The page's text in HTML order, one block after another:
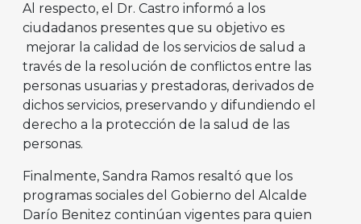
Al respecto, el Dr. Castro informó a los
ciudadanos presentes que su objetivo es
mejorar la calidad de los servicios de salud a
través de la resolución de conflictos entre las
personas usuarias y prestadoras, derivados de
dichos servicios, preservando y difundiendo el
derecho a la protección de la salud de las
personas.
Finalmente, Sandra Ramos resaltó que los
programas sociales del Gobierno del Alcalde
Darío Benitez continúan vigentes para quien